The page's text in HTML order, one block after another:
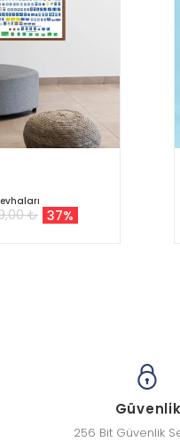
₺ 37%
Güvenlik
256 Bit Güvenlik